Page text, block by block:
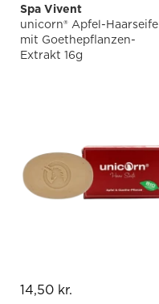
Spa Vivent
unicorn® Apfel-Haarseife
mit Goethepflanzen-
Extrakt 16g
14,50 kr.